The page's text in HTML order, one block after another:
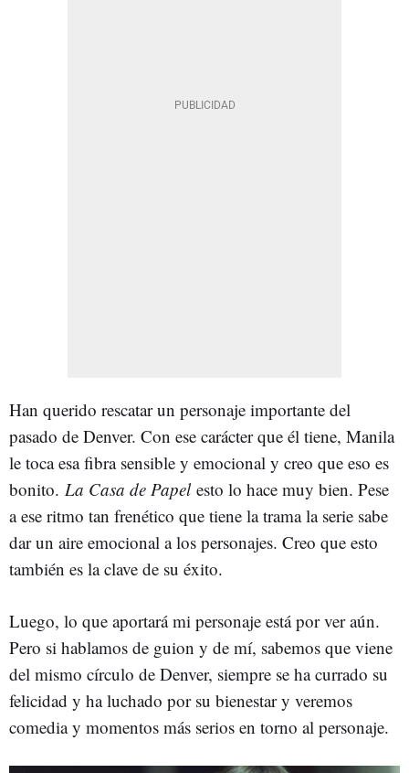
Han querido rescatar un personaje importante del
pasado de Denver. Con ese carácter que él tiene, Manila
le toca esa fibra sensible y emocional y creo que eso es
bonito. La Casa de Papel esto lo hace muy bien. Pese
a ese ritmo tan frenético que tiene la trama la serie sabe
dar un aire emocional a los personajes. Creo que esto
también es la clave de su éxito.
Luego, lo que aportará mi personaje está por ver aún.
Pero si hablamos de guion y de mí, sabemos que viene
del mismo círculo de Denver, siempre se ha currado su
felicidad y ha luchado por su bienestar y veremos
comedia y momentos más serios en torno al personaje.